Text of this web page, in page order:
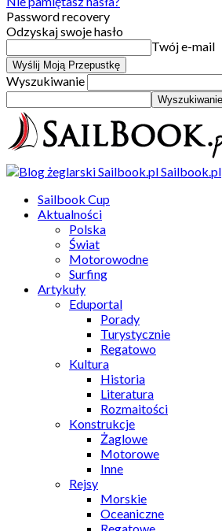
Password recovery
Odzyskaj swoje hasło
Twój e-mail
Wyszukiwanie
Sailbook.pl
Sailbook Cup
Aktualności
Polska
Świat
Motorowodne
Surfing
Artykuły
Eduportal
Porady
Turystycznie
Regatowo
Kultura
Historia
Literatura
Rozmaitości
Konstrukcje
Żaglowe
Motorowe
Inne
Rejsy
Morskie
Oceaniczne